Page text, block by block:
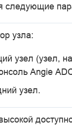
следующие
узла:
узел (узел,
Angie
узел.